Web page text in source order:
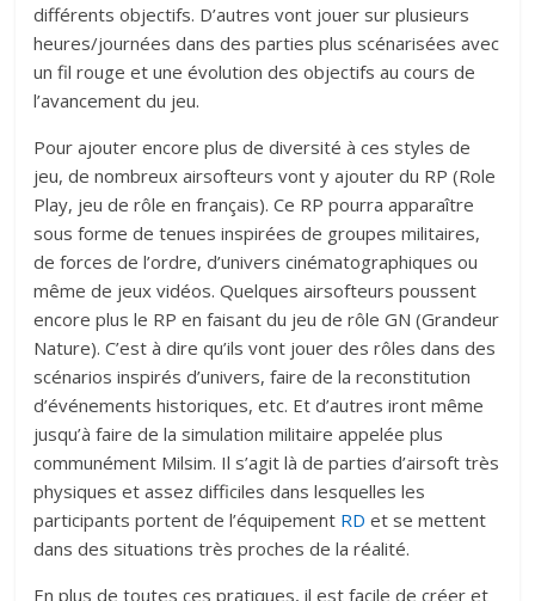
différents objectifs. D’autres vont jouer sur plusieurs
heures/journées dans des parties plus scénarisées avec
un fil rouge et une évolution des objectifs au cours de
l’avancement du jeu.
Pour ajouter encore plus de diversité à ces styles de
jeu, de nombreux airsofteurs vont y ajouter du RP (Role
Play, jeu de rôle en français). Ce RP pourra apparaître
sous forme de tenues inspirées de groupes militaires,
de forces de l’ordre, d’univers cinématographiques ou
même de jeux vidéos. Quelques airsofteurs poussent
encore plus le RP en faisant du jeu de rôle GN (Grandeur
Nature). C’est à dire qu’ils vont jouer des rôles dans des
scénarios inspirés d’univers, faire de la reconstitution
d’événements historiques, etc. Et d’autres iront même
jusqu’à faire de la simulation militaire appelée plus
communément Milsim. Il s’agit là de parties d’airsoft très
physiques et assez difficiles dans lesquelles les
participants portent de l’équipement RD et se mettent
dans des situations très proches de la réalité.
En plus de toutes ces pratiques, il est facile de créer et